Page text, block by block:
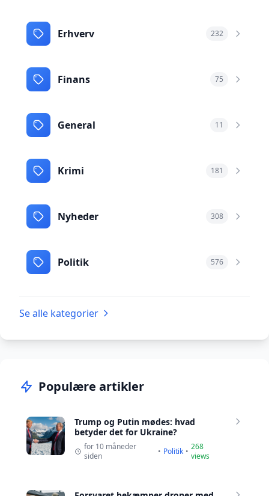
Erhverv 232
Finans 75
General 11
Krimi 181
Nyheder 308
Politik 576
Se alle kategorier
Populære artikler
Trump og Putin mødes: hvad
betyder det for Ukraine?
for 10 måneder
siden
• Politik • 268
views